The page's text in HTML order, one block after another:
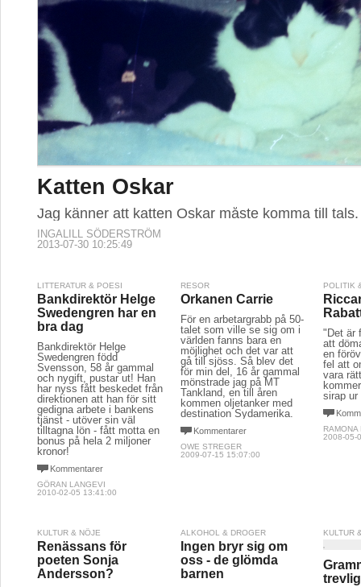
Katten Oskar
Jag känner att katten Oskar måste komma till tals.
INGALILL SÖDERSTRÖM
2013-07-30 10:25:49
LITTERATUR & POESI
Bankdirektör Helge
Swedengren har en
bra dag
Bankdirektör Helge
Swedengren född
Svensson, 58 år gammal
och nygift, pustar ut! Han
har nyss fått beskedet från
direktionen att han för sitt
gedigna arbete i bankens
tjänst - utöver sin väl
tilltagna lön - fått motta en
bonus på hela 2 miljoner
kronor!
Kommentarer
GÖRAN LANGEVI
2010-02-05 13:41:00
RESOR
Orkanen Carrie
För en arbetargrabb på 50-
talet som ville se sig om i
världen fanns bara en
möjlighet och det var att
gå till sjöss. Så blev det
för min del, 16 år gammal
mönstrade jag på MT
Tankland, en till åren
kommen oljetanker med
destination Sydamerika.
Kommentarer
OWE STREGER
2009-07-15 15:07:00
POLITIK
"Det är
att
en
fel att
vara
sirap ur
RAMONA
2008-05-
KULTUR & NÖJE
Renässans för
poeten Sonja
Andersson?
ALKOHOL & DROGER
Ingen bryr sig om
oss - de glömda
barnen
KULTUR